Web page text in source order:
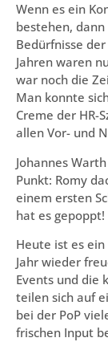
Wenn es ein
bestehen,
Bedürfnisse
Jahren waren
war noch die
Man konnte
Creme der HR-
allen Vor- und
Johannes
Punkt: Romy
einem ersten
hat es gepoppt!
Heute ist es
Jahr wieder
Events und die
teilen sich auf
bei der PoP
frischen Input